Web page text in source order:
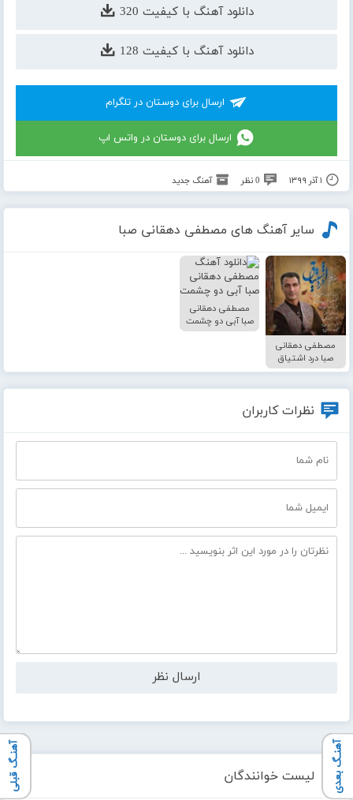
لیست خوانندگان
دانلود آهنگ با کیفیت 320
دانلود آهنگ با کیفیت 128
ارسال برای دوستان در تلگرام
ارسال برای دوستان در واتس اپ
۱ آذر ۱۳۹۹ 0 نظر آهنگ جدید
آهنـگ بعدی آهنـگ قبلی
سایر آهنگ های مصطفی دهقانی صبا
مصطفی دهقانی
صبا درد اشتیاق
مصطفی دهقانی
صبا آبی دو چشمت
نظرات کاربران